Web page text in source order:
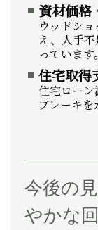
資材価格
ウッドシ
え、人手
っています。
住宅取得
住宅ロー
ブレーキを
今後の
やかな